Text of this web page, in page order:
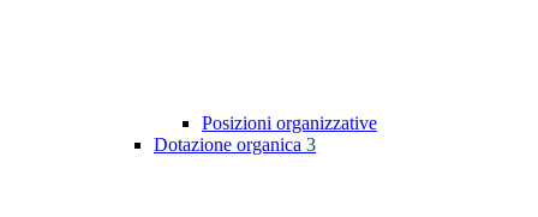
Posizioni organizzative
Dotazione organica 3